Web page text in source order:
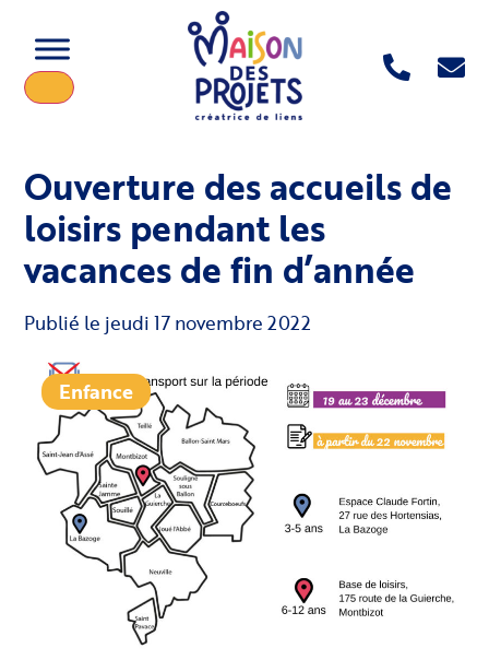
Ouverture des accueils de
loisirs pendant les
vacances de fin d’année
Publié le jeudi 17 novembre 2022
Enfance